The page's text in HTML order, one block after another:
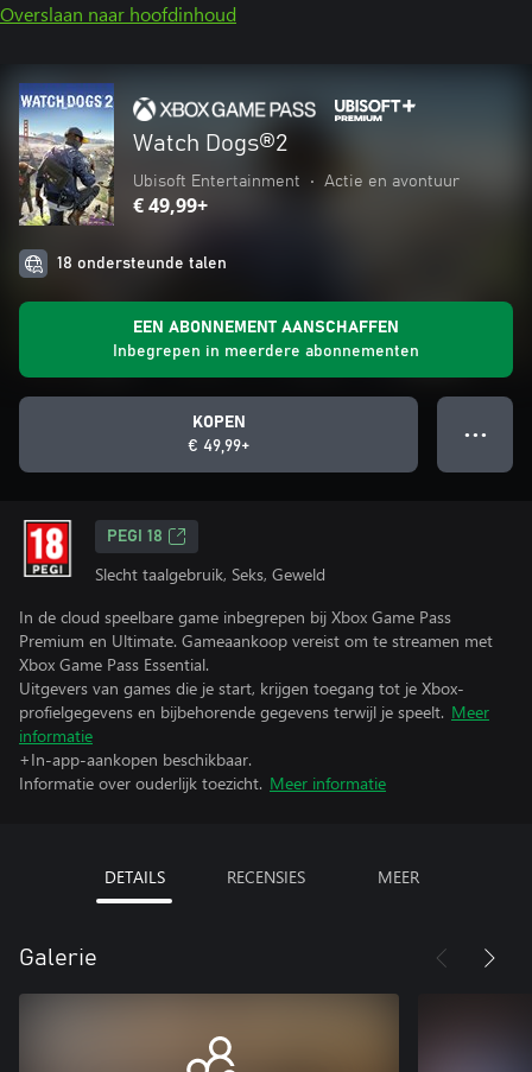
Overslaan naar hoofdinhoud
Watch Dogs®2
Ubisoft Entertainment • Actie en avontuur
€ 49,99+
18 ondersteunde talen
EEN ABONNEMENT AANSCHAFFEN
Inbegrepen in meerdere abonnementen
KOPEN
€ 49,99+
● ● ●
PEGI 18
Slecht taalgebruik, Seks, Geweld
In de cloud speelbare game inbegrepen bij Xbox Game Pass
Premium en Ultimate. Gameaankoop vereist om te streamen met
Xbox Game Pass Essential.
Uitgevers van games die je start, krijgen toegang tot je Xbox-
profielgegevens en bijbehorende gegevens terwijl je speelt. Meer
informatie
+In-app-aankopen beschikbaar.
Informatie over ouderlijk toezicht. Meer informatie
DETAILS RECENSIES MEER
Galerie